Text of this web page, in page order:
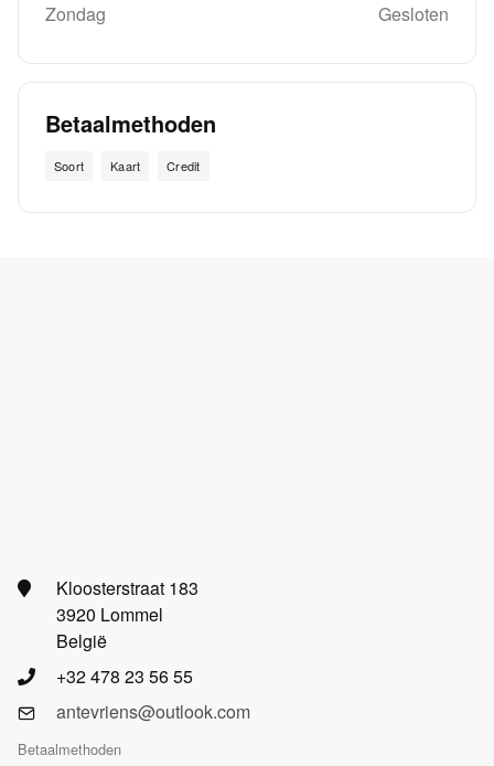
Zondag
Gesloten
Betaalmethoden
Soort Kaart Credit
Kloosterstraat 183
3920 Lommel
België
+32 478 23 56 55
antevriens@outlook.com
Betaalmethoden